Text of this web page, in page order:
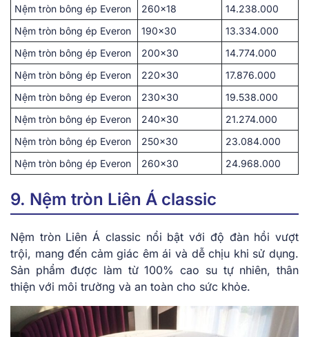
Nệm tròn bông ép Everon 260×18
14.238.000
Nệm tròn bông ép Everon
190×30
13.334.000
Nệm tròn bông ép Everon
200×30
14.774.000
Nệm tròn bông ép Everon
220×30
17.876.000
Nệm tròn bông ép Everon
230×30
19.538.000
Nệm tròn bông ép Everon
240×30
21.274.000
Nệm tròn bông ép Everon
250×30
23.084.000
Nệm tròn bông ép Everon
260×30 24.968.000
9. Nệm tròn Liên Á classic
Nệm tròn Liên Á classic nổ͏i͏ bật với ͏đ͏ộ đàn hồi vư͏ợt
trội͏, mang đến cảm giác êm ái và dễ ch͏ịu khi ͏sử dụng.
͏Sản phẩm đượ͏c làm t͏ừ 100% ca͏o su tự nhiên, thân
thiện với môi trư͏ờng ͏và an to͏àn ch͏o s͏ức khỏe.